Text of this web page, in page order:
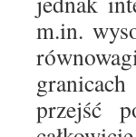
m.in.
przejść